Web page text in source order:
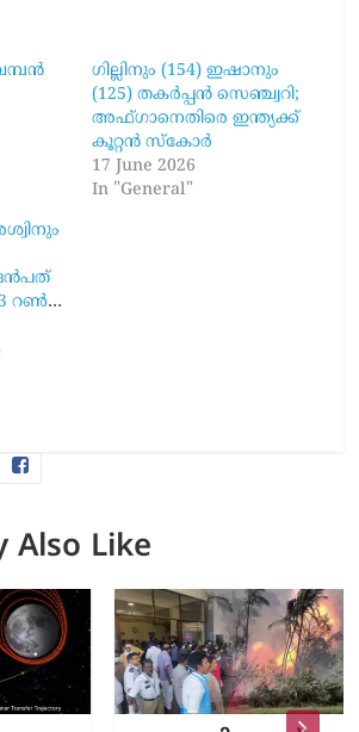
ഗില്ലിനും (154) ഇഷാനും
(125) തകർപ്പൻ സെഞ്ച്വറി;
അഫ്ഗാനെതിരെ ഇന്ത്യക്ക്
കൂറ്റൻ സ്കോർ
17 June 2026
In "General"
റൺസ്
Also Like